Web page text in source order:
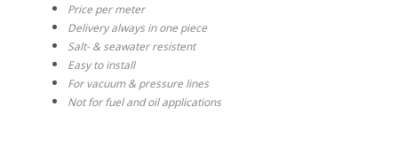
Price per meter
Delivery always in one piece
Salt- & seawater resistent
Easy to install
For vacuum & pressure lines
Not for fuel and oil applications